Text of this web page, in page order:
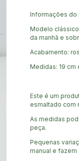
Informações do
Modelo
da manhã e
Acabamento:
Medidas: 19
Este é um
esmaltado com
As medidas
peça.
Pequenas
manual e